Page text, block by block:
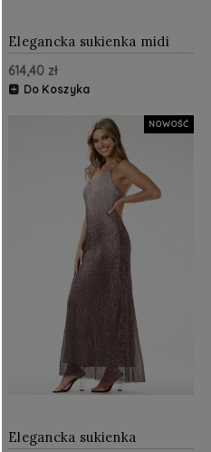
Elegancka sukienka midi
cekinowa Butelkowa zieleń
614,40 zł
Do Koszyka
Elegancka sukienka
NOWOŚĆ